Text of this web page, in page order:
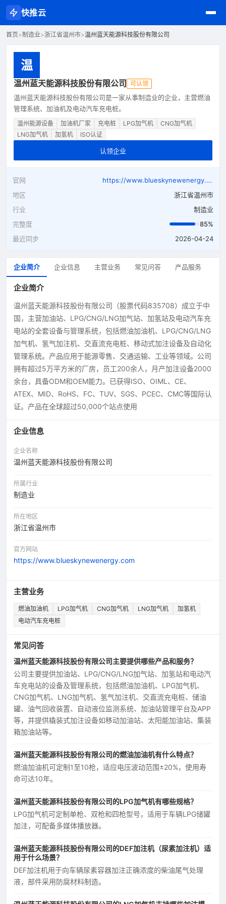
快推云
首页>制造业>浙江省温州市>温州蓝天能源科技股份有限公司
温
温州蓝天能源科技股份有限公司 可认领
温州蓝天能源科技股份有限公司是一家从事制造业的企业，主营燃油
管理系统、加油机及电动汽车充电桩。
温州能源设备 加油机厂家 充电桩 LPG加气机
CNG加气机
LNG加气机
加氢机 ISO认证
认领企业
官网
https://www.blueskynewenergy.com
地区
浙江省温州市
行业
制造业
完整度
85%
最近同步
2026-04-24
企业简介 企业信息 主营业务 常见问答 产品服务
企业简介
温州蓝天能源科技股份有限公司（股票代码835708）成立于中
国，主营加油站、LPG/CNG/LNG加气站、加氢站及电动汽车充
电站的全套设备与管理系统，包括燃油加油机、LPG/CNG/LNG
加气机、氢气加注机、交直流充电桩、移动式加注设备及自动化
管理系统。产品应用于能源零售、交通运输、工业等领域。公司
拥有超过5万平方米的厂房，员工200余人，月产加注设备2000
余台，具备ODM和OEM能力。已获得ISO、OIML、CE、
ATEX、MID、RoHS、FC、TUV、SGS、PCEC、CMC等国际认
证。产品在全球超过50,000个站点使用
企业信息
企业名称
温州蓝天能源科技股份有限公司
所属行业
制造业
所在地区
浙江省温州市
官方网站
https://www.blueskynewenergy.com
主营业务
燃油加油机 LPG加气机 CNG加气机 LNG加气机
加氢机
电动汽车充电桩
常见问答
温州蓝天能源科技股份有限公司主要提供哪些产品和服务？
公司主要提供加油站、LPG/CNG/LNG加气站、加氢站和电动汽
车充电站的设备及管理系统，包括燃油加油机、LPG加气机、
CNG加气机、LNG加气机、氢气加注机、交直流充电桩、储油
罐、油气回收装置、自动液位监测系统、加油站管理平台及APP
等，并提供橇装式加注设备如移动加油站、太阳能加油站、集装
箱加油站等。
温州蓝天能源科技股份有限公司的燃油加油机有什么特点？
燃油加油机可定制1至10枪，适应电压波动范围±20%，使用寿
命可达10年。
温州蓝天能源科技股份有限公司的LPG加气机有哪些规格？
LPG加气机可定制单枪、双枪和四枪型号，适用于车辆LPG储罐
加注，可配备多媒体播放器。
温州蓝天能源科技股份有限公司的DEF加注机（尿素加注机）适
用于什么场景？
DEF加注机用于向车辆尿素容器加注正确浓度的柴油尾气处理
液，部件采用防腐材料制造。